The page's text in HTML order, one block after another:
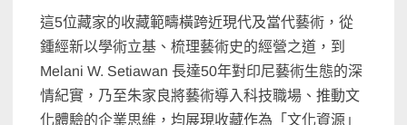
這5位藏家的收藏範疇橫跨近現代及當代藝術，從
鍾經新以學術立基、梳理藝術史的經營之道，到
Melani W. Setiawan 長達50年對印尼藝術生態的深
情紀實，乃至朱家良將藝術導入科技職場、推動文
化體驗的企業思維，均展現收藏作為「文化資源」